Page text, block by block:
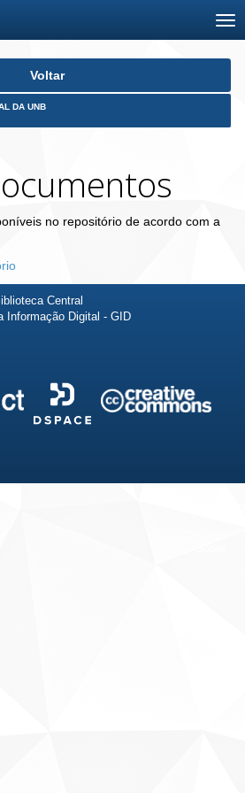
Voltar
DA UNB
no repositório de acordo com a
Central
Informação Digital - GID